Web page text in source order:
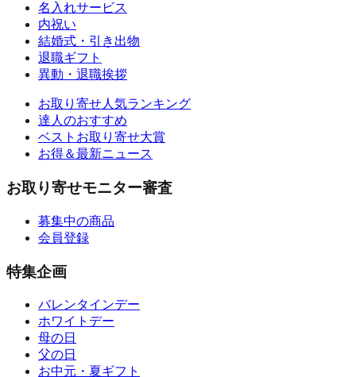
名入れサービス
内祝い
結婚式・引き出物
退職ギフト
異動・退職挨拶
お取り寄せ人気ランキング
達人のおすすめ
ベストお取り寄せ大賞
お得＆最新ニュース
お取り寄せモニター審査
募集中の商品
会員登録
特集企画
バレンタインデー
ホワイトデー
母の日
父の日
お中元・夏ギフト